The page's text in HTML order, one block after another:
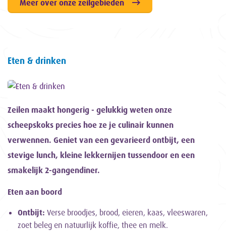
Meer over onze zeilgebieden
Eten & drinken
Zeilen maakt hongerig - gelukkig weten onze
scheepskoks precies hoe ze je culinair kunnen
verwennen. Geniet van een gevarieerd ontbijt, een
stevige lunch, kleine lekkernijen tussendoor en een
smakelijk 2-gangendiner.
Eten aan boord
Ontbijt: Verse broodjes, brood, eieren, kaas, vleeswaren,
zoet beleg en natuurlijk koffie, thee en melk.